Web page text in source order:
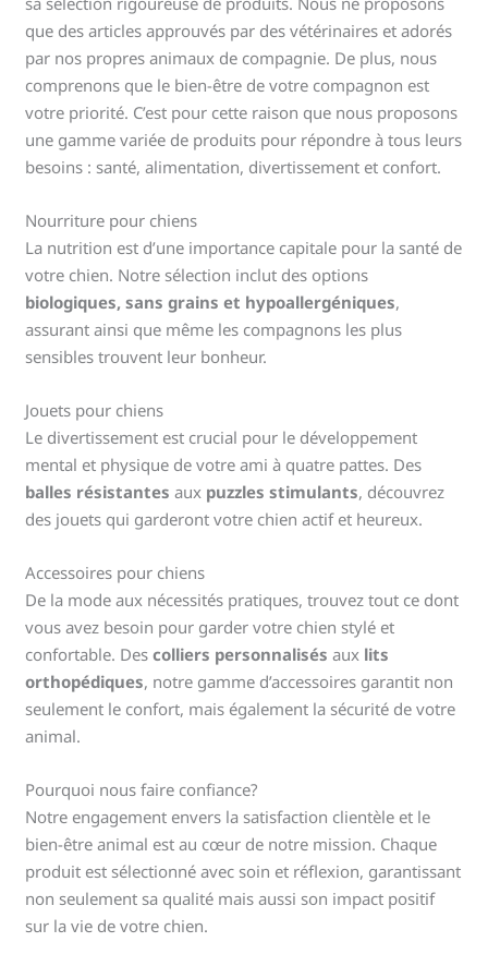
que des articles approuvés par des vétérinaires et adorés
par nos propres animaux de compagnie. De plus, nous
comprenons que le bien-être de votre compagnon est
votre priorité. C’est pour cette raison que nous proposons
une gamme variée de produits pour répondre à tous leurs
besoins : santé, alimentation, divertissement et confort.
Nourriture pour chiens
La nutrition est d’une importance capitale pour la santé de
votre chien. Notre sélection inclut des options
biologiques, sans grains et hypoallergéniques,
assurant ainsi que même les compagnons les plus
sensibles trouvent leur bonheur.
Jouets pour chiens
Le divertissement est crucial pour le développement
mental et physique de votre ami à quatre pattes. Des
balles résistantes aux puzzles stimulants, découvrez
des jouets qui garderont votre chien actif et heureux.
Accessoires pour chiens
De la mode aux nécessités pratiques, trouvez tout ce dont
vous avez besoin pour garder votre chien stylé et
confortable. Descolliers personnalisés aux lits
orthopédiques, notre gamme d’accessoires garantit non
seulement le confort, mais également la sécurité de votre
animal.
Pourquoi nous faire confiance?
Notre engagement envers la satisfaction clientèle et le
bien-être animal est au cœur de notre mission. Chaque
produit est sélectionné avec soin et réflexion, garantissant
non seulement sa qualité mais aussi son impact positif
sur la vie de votre chien.